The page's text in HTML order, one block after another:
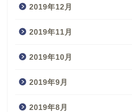
2019年12月
2019年11月
2019年10月
2019年9月
2019年8月